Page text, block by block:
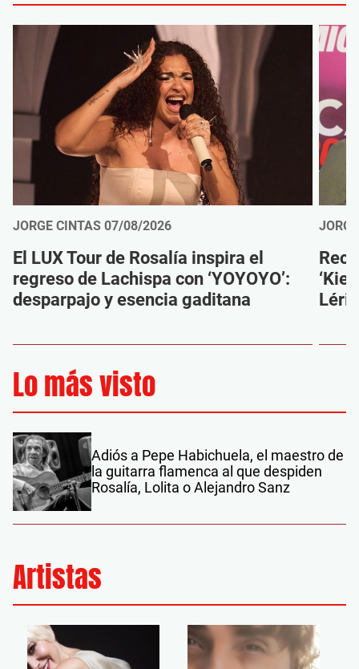
JORGE CINTAS 07/08/2026
El LUX Tour de Rosalía inspira el
regreso de Lachispa con ‘YOYOYO’:
desparpajo y esencia gaditana
Lo más visto
Adiós a Pepe Habichuela, el maestro de
la guitarra flamenca al que despiden
Rosalía, Lolita o Alejandro Sanz
Artistas